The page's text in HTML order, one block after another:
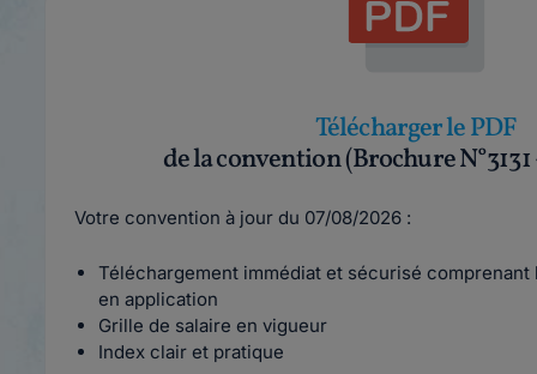
Télécharger le PDF
de la convention (Brochure N°3131
Votre convention à jour du 07/08/2026 :
Téléchargement immédiat et sécurisé
en application
Grille de salaire en vigueur
Index clair et pratique